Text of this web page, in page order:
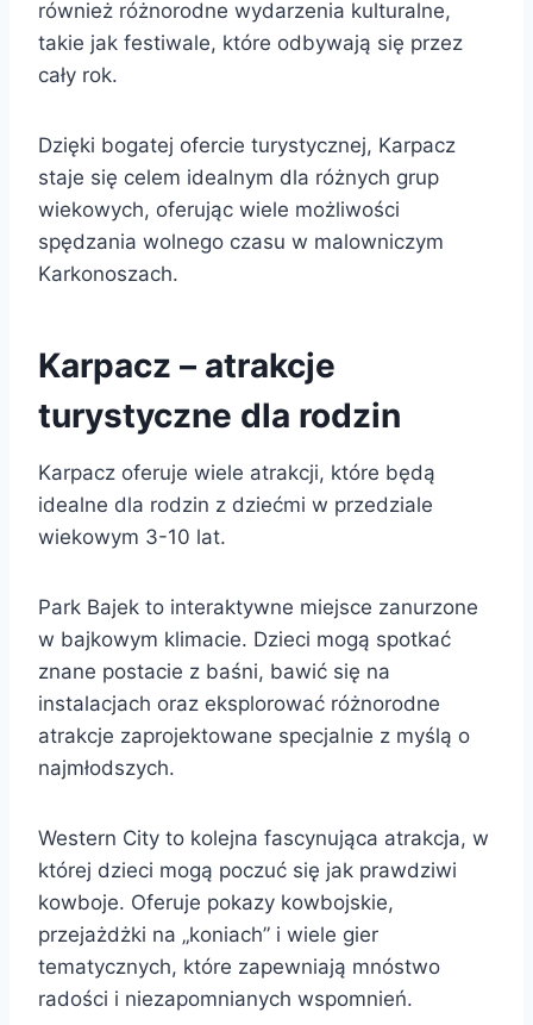
również różnorodne wydarzenia kulturalne,
takie jak festiwale, które odbywają się przez
cały rok.
Dzięki bogatej ofercie turystycznej, Karpacz
staje się celem idealnym dla różnych grup
wiekowych, oferując wiele możliwości
spędzania wolnego czasu w malowniczym
Karkonoszach.
Karpacz – atrakcje
turystyczne dla rodzin
Karpacz oferuje wiele atrakcji, które będą
idealne dla rodzin z dziećmi w przedziale
wiekowym 3-10 lat.
Park Bajek to interaktywne miejsce zanurzone
w bajkowym klimacie. Dzieci mogą spotkać
znane postacie z baśni, bawić się na
instalacjach oraz eksplorować różnorodne
atrakcje zaprojektowane specjalnie z myślą o
najmłodszych.
Western City to kolejna fascynująca atrakcja, w
której dzieci mogą poczuć się jak prawdziwi
kowboje. Oferuje pokazy kowbojskie,
przejażdżki na „koniach” i wiele gier
tematycznych, które zapewniają mnóstwo
radości i niezapomnianych wspomnień.